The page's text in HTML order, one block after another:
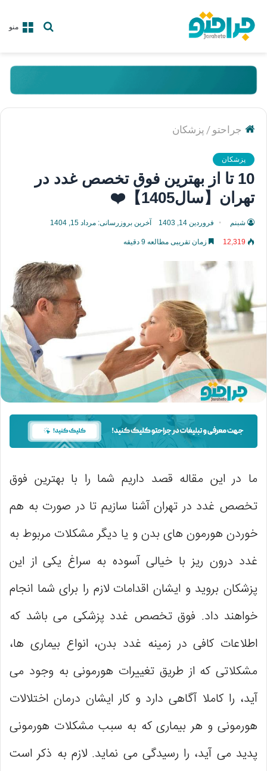
منوجستجو
جراحتو / پزشکان
پزشکان
10 تا از بهترین فوق تخصص غدد در
تهران【سال1405】❤️
شبنم فروردین 14, 1403 آخرین بروزرسانی: مرداد 15, 1404
12,319 زمان تقریبی مطالعه 9 دقیقه
ما در این مقاله قصد داریم شما را با بهترین فوق
تخصص غدد در تهران آشنا سازیم تا در صورت به هم
خوردن هورمون های بدن و یا دیگر مشکلات مربوط به
غدد درون ریز با خیالی آسوده به سراغ یکی از این
پزشکان بروید و ایشان اقدامات لازم را برای شما انجام
خواهند داد. فوق تخصص غدد پزشکی می باشد که
اطلاعات کافی در زمینه غدد بدن، انواع بیماری ها،
مشکلاتی که از طریق تغییرات هورمونی به وجود می
آید، را کاملا آگاهی دارد و کار ایشان درمان اختلالات
هورمونی و هر بیماری که به سبب مشکلات هورمونی
پدید می آید، را رسیدگی می نماید. لازم به ذکر است